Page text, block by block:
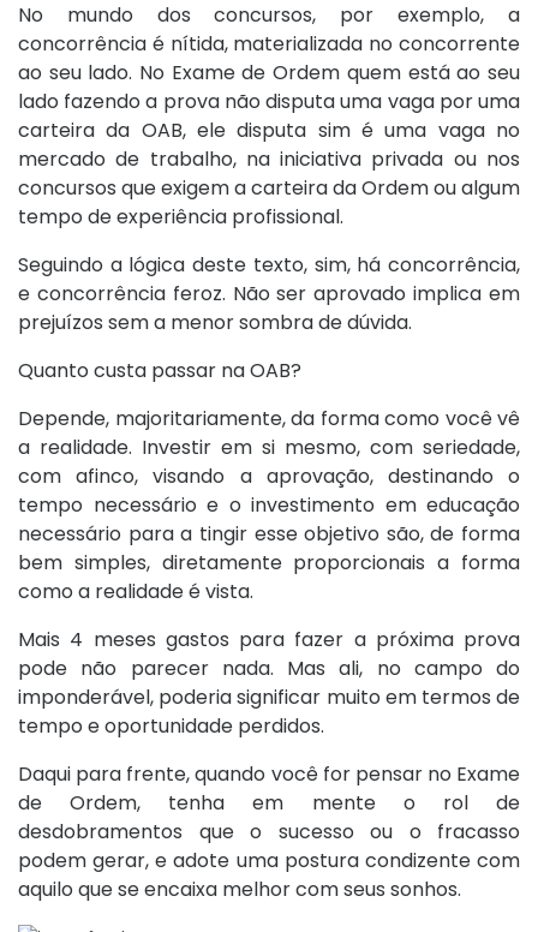
No mundo dos concursos, por exemplo, a
concorrência é nítida, materializada no concorrente
ao seu lado. No Exame de Ordem quem está ao seu
lado fazendo a prova não disputa uma vaga por uma
carteira da OAB, ele disputa sim é uma vaga no
mercado de trabalho, na iniciativa privada ou nos
concursos que exigem a carteira da Ordem ou algum
tempo de experiência profissional.
Seguindo a lógica deste texto, sim, há concorrência,
e concorrência feroz. Não ser aprovado implica em
prejuízos sem a menor sombra de dúvida.
Quanto custa passar na OAB?
Depende, majoritariamente, da forma como você vê
a realidade. Investir em si mesmo, com seriedade,
com afinco, visando a aprovação, destinando o
tempo necessário e o investimento em educação
necessário para a tingir esse objetivo são, de forma
bem simples, diretamente proporcionais a forma
como a realidade é vista.
Mais 4 meses gastos para fazer a próxima prova
pode não parecer nada. Mas ali, no campo do
imponderável, poderia significar muito em termos de
tempo e oportunidade perdidos.
Daqui para frente, quando você for pensar no Exame
de Ordem, tenha em mente o rol de
desdobramentos que o sucesso ou o fracasso
podem gerar, e adote uma postura condizente com
aquilo que se encaixa melhor com seus sonhos.